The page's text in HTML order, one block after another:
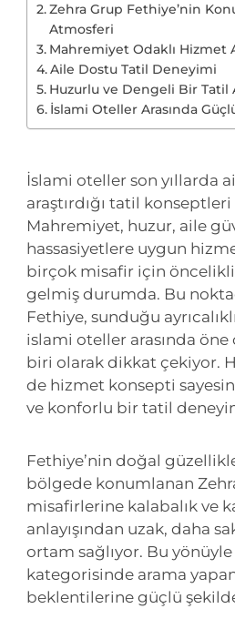
Zehra Grup Fethiye’nin
Atmosferi
Mahremiyet Odaklı Hizmet
Aile Dostu Tatil Deneyimi
Huzurlu ve Dengeli Bir Tatil
İslami Oteller Arasında
İslami oteller son yıllarda
araştırdığı tatil konseptleri
Mahremiyet, huzur, aile
hassasiyetlere uygun
birçok misafir için
gelmiş durumda. Bu
Fethiye, sunduğu
islami oteller arasında
biri olarak dikkat çekiyor.
de hizmet konsepti
ve konforlu bir tatil
Fethiye’nin doğal
bölgede konumlanan
misafirlerine kalabalık ve
anlayışından uzak, daha
ortam sağlıyor. Bu
kategorisinde arama yapan
beklentilerine güçlü